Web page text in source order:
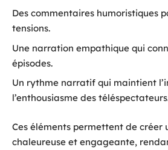
Des commentaires humoristiques
tensions.
Une narration empathique qui
épisodes.
Un rythme narratif qui maintient
l’enthousiasme des
Ces éléments permettent de créer
chaleureuse et engageante,